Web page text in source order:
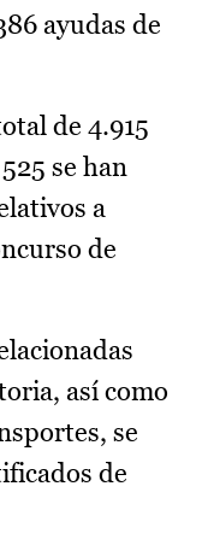
ayudas de
de 4.915
se han
a
de
así como
se
de